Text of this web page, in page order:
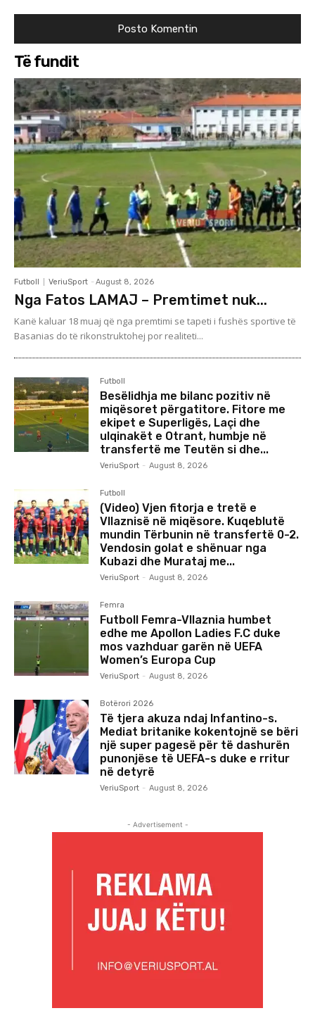
Të fundit
Futboll VeriuSport - August 8, 2026
Nga Fatos LAMAJ – Premtimet nuk...
Kanë kaluar 18 muaj që nga premtimi se tapeti i fushës sportive të
Basanias do të rikonstruktohej por realiteti...
Futboll
Besëlidhja me bilanc pozitiv në
miqësoret përgatitore. Fitore me
ekipet e Superligës, Laçi dhe
ulqinakët e Otrant, humbje në
transfertë me Teutën si dhe...
VeriuSport - August 8, 2026
Futboll
(Video) Vjen fitorja e tretë e
Vllaznisë në miqësore. Kuqeblutë
mundin Tërbunin në transfertë 0-2.
Vendosin golat e shënuar nga
Kubazi dhe Murataj me...
VeriuSport - August 8, 2026
Femra
Futboll Femra-Vllaznia humbet
edhe me Apollon Ladies F.C duke
mos vazhduar garën në UEFA
Women’s Europa Cup
VeriuSport - August 8, 2026
Botërori 2026
Të tjera akuza ndaj Infantino-s.
Mediat britanike kokentojnë se bëri
një super pagesë për të dashurën
punonjëse të UEFA-s duke e rritur
në detyrë
VeriuSport - August 8, 2026
- Advertisement -